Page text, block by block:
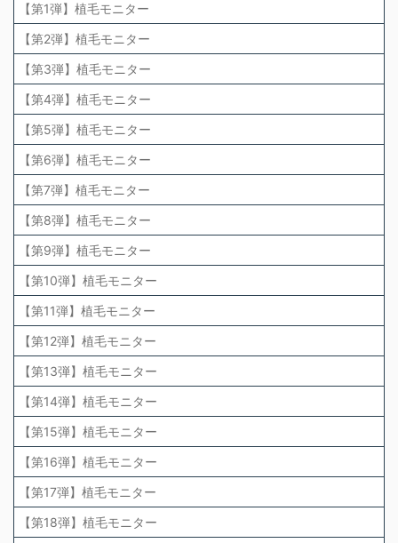
【第1弾】植毛モニター
【第2弾】植毛モニター
【第3弾】植毛モニター
【第4弾】植毛モニター
【第5弾】植毛モニター
【第6弾】植毛モニター
【第7弾】植毛モニター
【第8弾】植毛モニター
【第9弾】植毛モニター
【第10弾】植毛モニター
【第11弾】植毛モニター
【第12弾】植毛モニター
【第13弾】植毛モニター
【第14弾】植毛モニター
【第15弾】植毛モニター
【第16弾】植毛モニター
【第17弾】植毛モニター
【第18弾】植毛モニター